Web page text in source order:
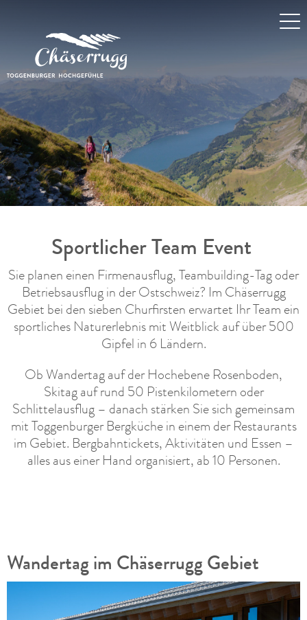
Sportlicher Team Event
Sie planen einen Firmenausflug, Teambuilding-Tag oder
Betriebsausflug in der Ostschweiz? Im Chäserrugg
Gebiet bei den sieben Churfirsten erwartet Ihr Team ein
sportliches Naturerlebnis mit Weitblick auf über 500
Gipfel in 6 Ländern.
Ob Wandertag auf der Hochebene Rosenboden,
Skitag auf rund 50 Pistenkilometern oder
Schlittelausflug – danach stärken Sie sich gemeinsam
mit Toggenburger Bergküche in einem der Restaurants
im Gebiet. Bergbahntickets, Aktivitäten und Essen –
alles aus einer Hand organisiert, ab 10 Personen.
Wandertag im Chäserrugg Gebiet